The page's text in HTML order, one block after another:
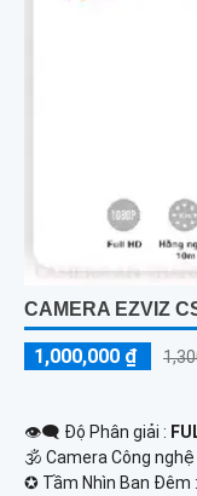
CAMERA EZVIZ
1,000,000 ₫
👁️‍🗨 Độ Phân giải :
🕉️ Camera Công nghệ
✪ Tầm Nhìn Ban Đêm :